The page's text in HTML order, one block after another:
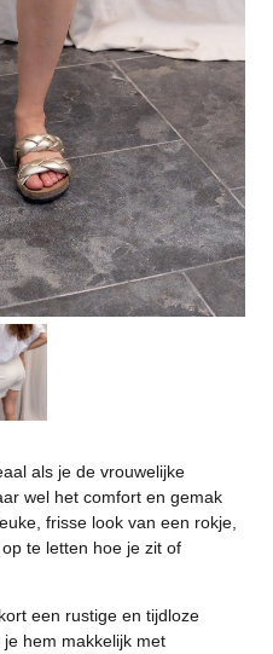
als je de vrouwelijke
wel het comfort en gemak
frisse look van een rokje,
te letten hoe je zit of
een rustige en tijdloze
hem makkelijk met